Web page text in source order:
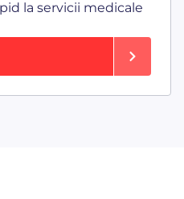
la servicii medicale